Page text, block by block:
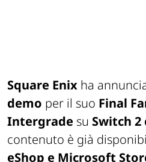
Square Enix ha
demo per il suo Final
Intergrade su Switch 2
contenuto è già
eShop e Microsoft